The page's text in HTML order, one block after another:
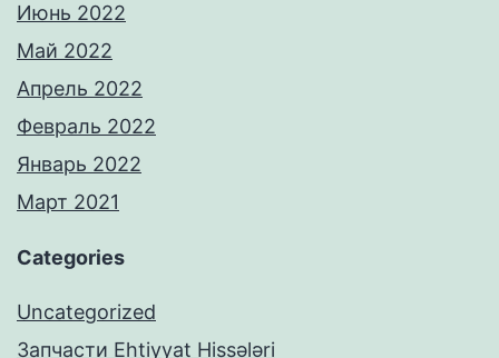
Июнь 2022
Май 2022
Апрель 2022
Февраль 2022
Январь 2022
Март 2021
Categories
Uncategorized
Запчасти Ehtiyyat Hissələri